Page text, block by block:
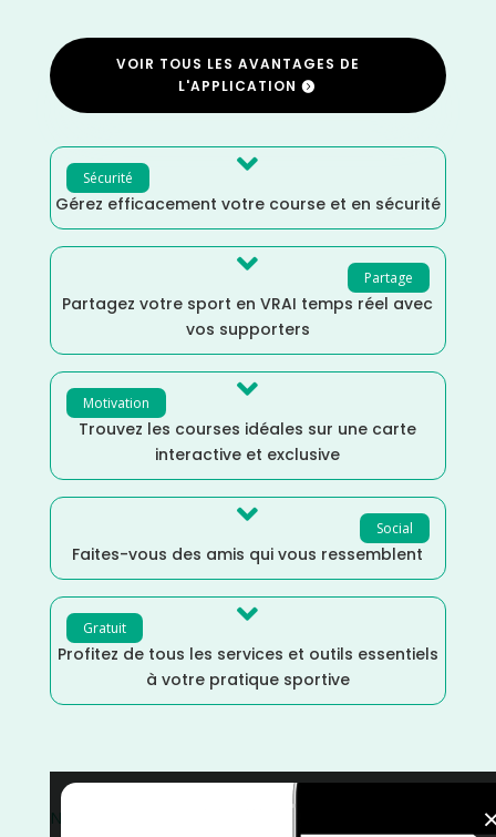
VOIR TOUS LES AVANTAGES DE
L'APPLICATION
Sécurité 
Gérez efficacement votre course et en sécurité
Partage

Partagez votre sport en VRAI temps réel avec
vos supporters
Motivation 
Trouvez les courses idéales sur une carte
interactive et exclusive
Social

Faites-vous des amis qui vous ressemblent
Gratuit 
Profitez de tous les services et outils essentiels
à votre pratique sportive
Nord